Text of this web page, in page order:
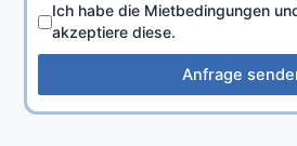
Ich habe die Mietbedingungen
akzeptiere diese.
Anfrage